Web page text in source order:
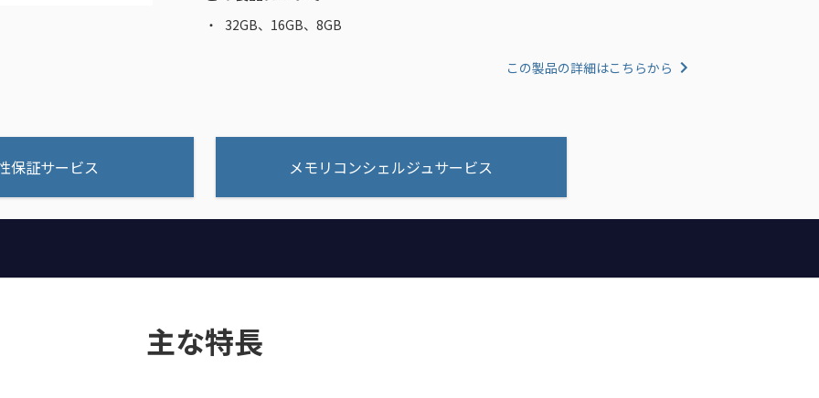
32GB、16GB、8GB
この製品の詳細はこちらから
保証サービス メモリコンシェルジュサービス
主な特長